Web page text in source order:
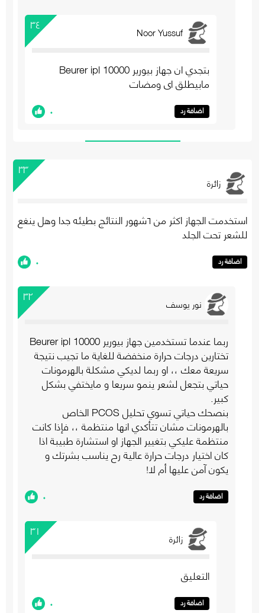
٣٤ Noor Yussuf
بتجدي ان جهاز بيورير 10000 Beurer ipl
مابيطلق اي ومضات
اضافة رد ٠
٣٣
زائرة
استخدمت الجهاز اكثر من ٦شهور النتائج بطيئه جدا وهل ينغع
للشعر تحت الجلد
اضافة رد ٠
٣٢ نور يوسف
ربما عندما تستخدمين جهاز بيورير 10000 Beurer ipl
تختارين درجات حرارة منخفضة للغاية ما تجيب نتيجة
سريعة معك ،، او ربما لديكي مشكلة بالهرمونات
حياتي بتجعل لشعر ينمو سريعا و مايختفي بشكل
كبير.
بنصحك حياتي تسوي تحليل PCOS الخاص
بالهرمونات مشان تتأكدي انها منتظمة ،، فإذا كانت
منتظمة عليكي بتغيير الجهاز او استشارة طبيبة اذا
كان اختيار درجات حرارة عالية رح يناسب بشرتك و
يكون آمن عليها أم لا!
اضافة رد ٠
٣١ زائرة
التعليق
اضافة رد ٠